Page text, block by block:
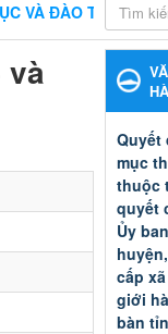
TẠO THÀNH PHỐ
và
Quyết
mục
thuộc
quyết
Ủy
cấp
giới
bàn